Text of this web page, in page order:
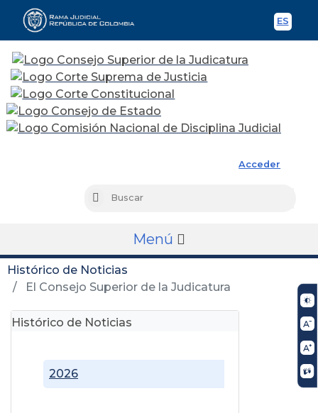
ES
Acceder
Buscar
Menú
Histórico de Noticias
El Consejo Superior de la Judicatura
Histórico de Noticias
2026